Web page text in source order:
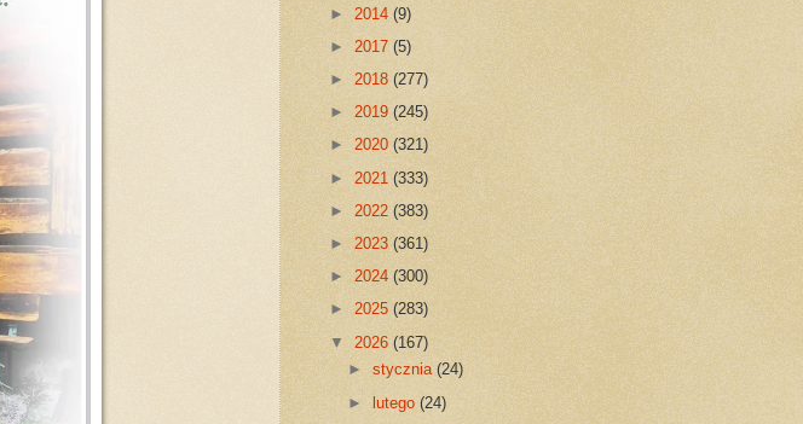
► 2014 (9)
► 2017 (5)
► 2018 (277)
► 2019 (245)
► 2020 (321)
► 2021 (333)
► 2022 (383)
► 2023 (361)
► 2024 (300)
► 2025 (283)
▼ 2026 (167)
►stycznia(24)
►lutego(24)